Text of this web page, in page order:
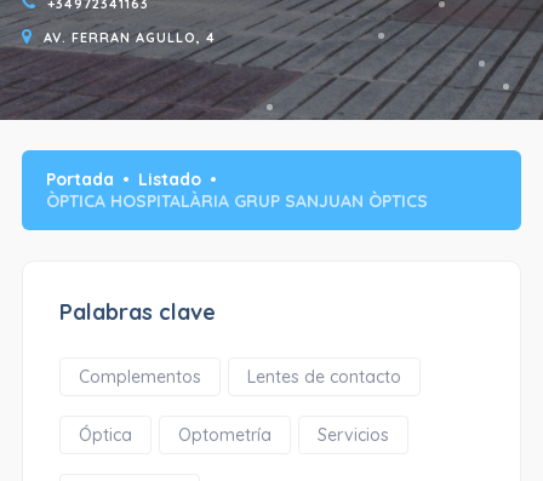
+34972341163
AV. FERRAN AGULLO, 4
Portada
Listado
ÒPTICA HOSPITALÀRIA GRUP SANJUAN ÒPTICS
Palabras clave
Complementos Lentes de contacto
Óptica Optometría Servicios